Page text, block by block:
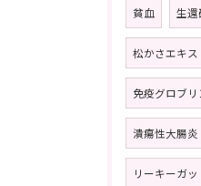
貧血 生還
松かさエキス
免疫グロブリ
潰瘍性大腸炎
リーキーガッ